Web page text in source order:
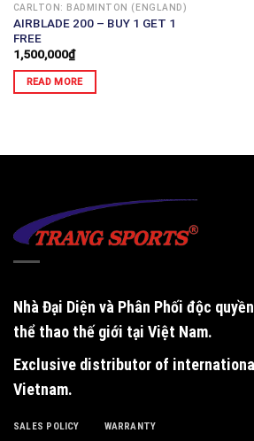
CARLTON: BADMINTON (ENGLAND)
AIRBLADE 200 – BUY 1 GET 1
FREE
1,500,000₫
READ MORE
Nhà Đại Diện và Phân Phối độc quyền
thể thao thế giới tại Việt Nam.
Exclusive distributor of
Vietnam.
SALES POLICY WARRANTY